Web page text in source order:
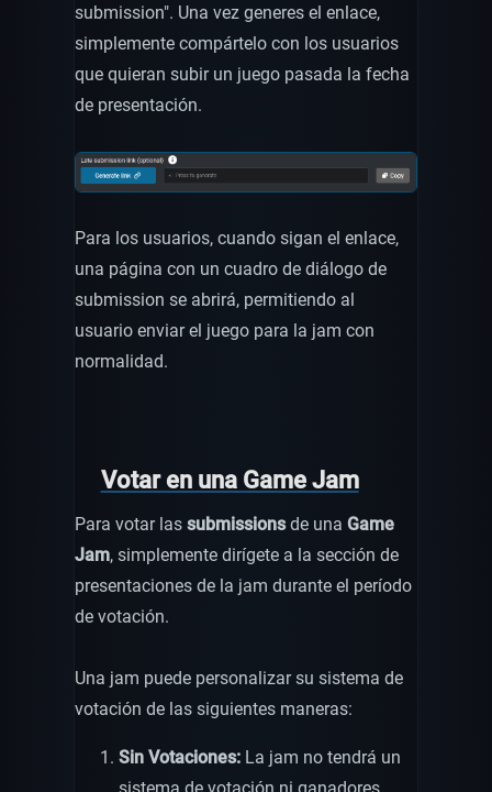
submission". Una vez generes el enlace,
simplemente compártelo con los usuarios
que quieran subir un juego pasada la fecha
de presentación.
Para los usuarios, cuando sigan el enlace,
una página con un cuadro de diálogo de
submission se abrirá, permitiendo al
usuario enviar el juego para la jam con
normalidad.
Votar en una Game Jam
Para votar lassubmissionsde unaGame
Jam, simplemente dirígete a la sección de
presentaciones de la jam durante el período
de votación.
Una jam puede personalizar su sistema de
votación de las siguientes maneras:
Sin Votaciones: La jam no tendrá un
sistema de votación ni ganadores.